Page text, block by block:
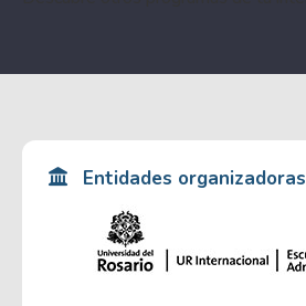
Entidades organizadoras